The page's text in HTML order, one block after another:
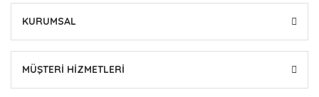
KURUMSAL
MÜŞTERİ HİZMETLERİ